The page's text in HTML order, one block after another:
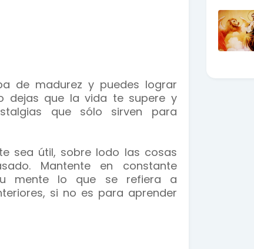
de madurez y puedes lograr
dejas que la vida te supere y
que sólo sirven para
sea útil, sobre lodo las cosas
Mantente en constante
mente lo que se refiera a
si no es para aprender